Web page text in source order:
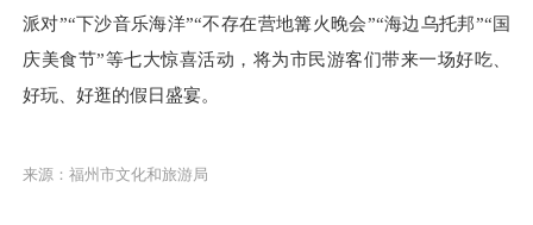
派对”“下沙音乐海洋”“不存在营地篝火晚会”“海边乌托邦”“国
庆美食节”等七大惊喜活动，将为市民游客们带来一场好吃、
好玩、好逛的假日盛宴。
来源：福州市文化和旅游局